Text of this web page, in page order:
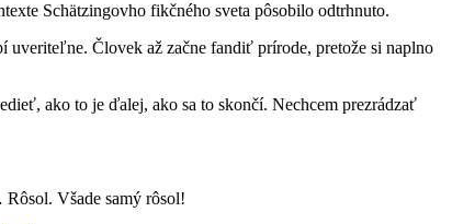
Schätzingovho fikčného sveta pôsobilo odtrhnuto.
uveriteľne. Človek až začne fandiť prírode, pretože si naplno
ako to je ďalej, ako sa to skončí. Nechcem prezrádzať
Všade samý rôsol!